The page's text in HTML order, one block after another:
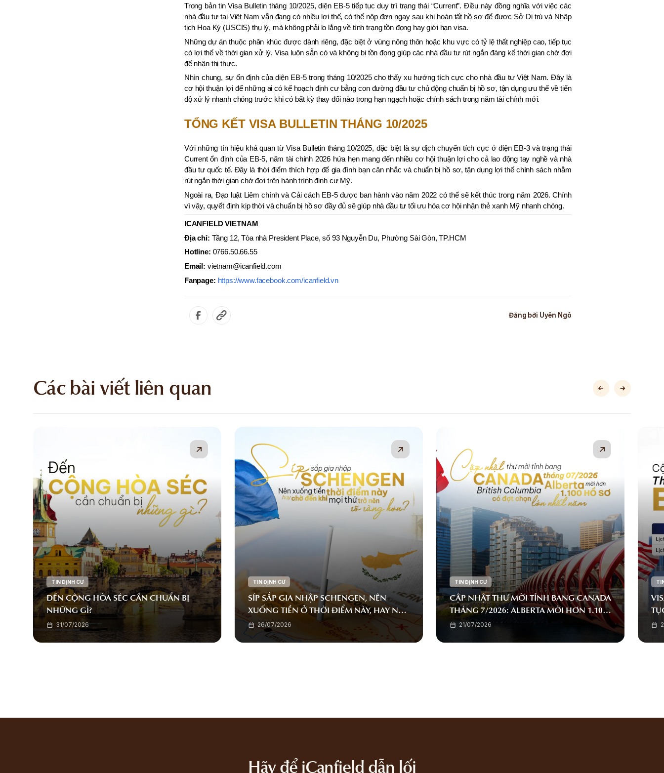
Trong bản tin Visa Bulletin tháng 10/2025, diện EB-5 tiếp tục duy trì trạng thái “Current”. Điều này đồng nghĩa với việc các
nhà đầu tư tại Việt Nam vẫn đang có nhiều lợi thế, có thể nộp đơn ngay sau khi hoàn tất hồ sơ để được Sở Di trú và Nhập
tịch Hoa Kỳ (USCIS) thụ lý, mà không phải lo lắng về tình trạng tồn đọng hay giới hạn visa.
Những dự án thuộc phân khúc được dành riêng, đặc biệt ở vùng nông thôn hoặc khu vực có tỷ lệ thất nghiệp cao, tiếp tục
có lợi thế về thời gian xử lý. Visa luôn sẵn có và không bị tồn đọng giúp các nhà đầu tư rút ngắn đáng kể thời gian chờ đợi
để nhận thị thực.
Nhìn chung, sự ổn định của diện EB-5 trong tháng 10/2025 cho thấy xu hướng tích cực cho nhà đầu tư Việt Nam. Đây là
cơ hội thuận lợi để những ai có kế hoạch định cư bằng con đường đầu tư chủ động chuẩn bị hồ sơ, tận dụng ưu thế về tiến
độ xử lý nhanh chóng trước khi có bất kỳ thay đổi nào trong hạn ngạch hoặc chính sách trong năm tài chính mới.
TỔNG KẾT VISA BULLETIN THÁNG 10/2025
Với những tín hiệu khả quan từ Visa Bulletin tháng 10/2025, đặc biệt là sự dịch chuyển tích cực ở diện EB-3 và trạng thái
Current ổn định của EB-5, năm tài chính 2026 hứa hẹn mang đến nhiều cơ hội thuận lợi cho cả lao động tay nghề và nhà
đầu tư quốc tế. Đây là thời điểm thích hợp để gia đình bạn cân nhắc và chuẩn bị hồ sơ, tận dụng lợi thế chính sách nhằm
rút ngắn thời gian chờ đợi trên hành trình định cư Mỹ.
Ngoài ra, Đạo luật Liêm chính và Cải cách EB-5 được ban hành vào năm 2022 có thể sẽ kết thúc trong năm 2026. Chính
vì vậy, quyết định kịp thời và chuẩn bị hồ sơ đầy đủ sẽ giúp nhà đầu tư tối ưu hóa cơ hội nhận thẻ xanh Mỹ nhanh chóng.
ICANFIELD VIETNAM
Địa chỉ: Tầng 12, Tòa nhà President Place, số 93 Nguyễn Du, Phường Sài Gòn, TP.HCM
Hotline: 0766.50.66.55
Email: vietnam@icanfield.com
Fanpage: https://www.facebook.com/icanfield.vn
Đăng bởi Uyên Ngô
Các bài viết liên quan
TIN ĐỊNH CƯ
ĐẾN CỘNG HÒA SÉC CẦN CHUẨN BỊ
NHỮNG GÌ?
31/07/2026
TIN ĐỊNH CƯ
SÍP SẮP GIA NHẬP SCHENGEN, NÊN
XUỐNG TIỀN Ở THỜI ĐIỂM NÀY, HAY NÊN
CHỜ ĐẾN KHI MỌI THỨ TRỞ NÊN RÕ
RÀNG HƠN?
26/07/2026
TIN ĐỊNH CƯ
CẬP NHẬT THƯ MỜI TỈNH BANG CANADA
THÁNG 7/2026: ALBERTA MỜI HƠN 1.100
HỒ SƠ, BRITISH COLUMBIA CÓ ĐỢT
21/07/2026
Hãy để iCanfield dẫn lối